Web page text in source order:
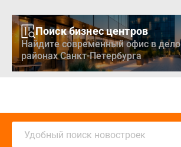
Поиск бизнес центров
Найдите современный офис в
районах Санкт-Петербурга
Ипотека
Медиа
Удобный поиск новостроек